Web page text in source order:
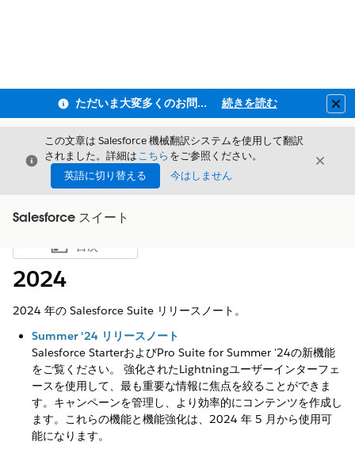
ただいま大変多くのお問い合わせをいただいており、ご連絡までにお時間を頂戴しております 続きを読む
閉じる
この文章は Salesforce 機械翻訳システムを使用して翻訳
されました。詳細はこちら をご参照ください。
英語に切り替える
今はしません
閉じる
Salesforce スイート
目次を表示
目次
2024
2024 年の Salesforce Suite リリースノート。
Summer '24 リリースノート
Salesforce StarterおよびPro Suite for Summer '24の新機能
をご覧ください。 強化されたLightningユーザーインターフェ
ースを使用して、最も重要な情報に焦点を絞ることができま
す。キャンペーンを管理し、より効率的にコンテンツを作成し
ます。これらの機能と機能強化は、2024 年 5 月から使用可
能になります。